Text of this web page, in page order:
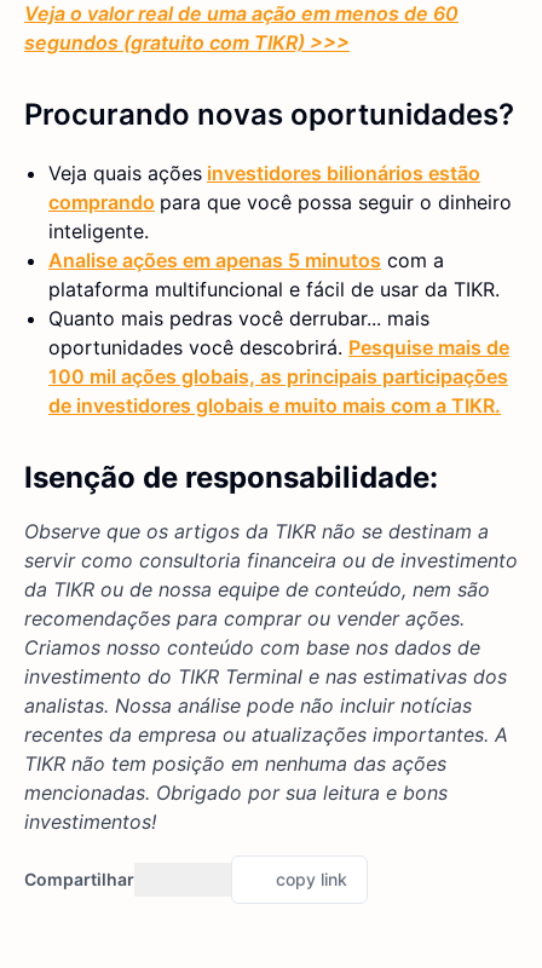
Veja o valor real de uma ação em menos de 60
segundos (gratuito com TIKR) >>>
Procurando novas oportunidades?
Veja quais ações investidores bilionários estão
comprando para que você possa seguir o dinheiro
inteligente.
Analise ações em apenas 5 minutos com a
plataforma multifuncional e fácil de usar da TIKR.
Quanto mais pedras você derrubar... mais
oportunidades você descobrirá. Pesquise mais de
100 mil ações globais, as principais participações
de investidores globais e muito mais com a TIKR.
Isenção de responsabilidade:
Observe que os artigos da TIKR não se destinam a
servir como consultoria financeira ou de investimento
da TIKR ou de nossa equipe de conteúdo, nem são
recomendações para comprar ou vender ações.
Criamos nosso conteúdo com base nos dados de
investimento do TIKR Terminal e nas estimativas dos
analistas. Nossa análise pode não incluir notícias
recentes da empresa ou atualizações importantes. A
TIKR não tem posição em nenhuma das ações
mencionadas. Obrigado por sua leitura e bons
investimentos!
Compartilhar copy link